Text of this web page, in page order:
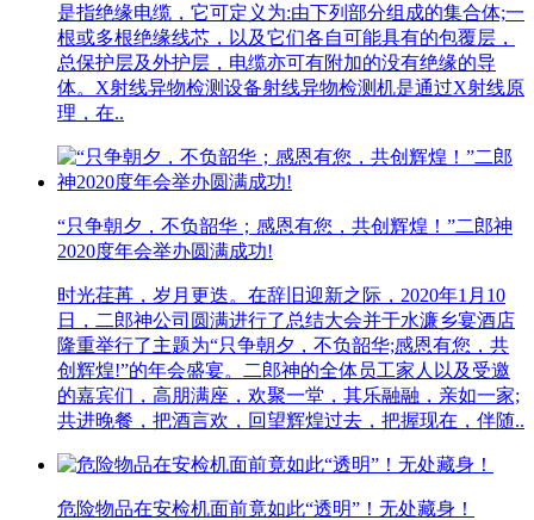
是指绝缘电缆，它可定义为:由下列部分组成的集合体;一
根或多根绝缘线芯，以及它们各自可能具有的包覆层，
总保护层及外护层，电缆亦可有附加的没有绝缘的导
体。X射线异物检测设备射线异物检测机是通过X射线原
理，在..
“只争朝夕，不负韶华；感恩有您，共创辉煌！”二郎神
2020度年会举办圆满成功!
时光荏苒，岁月更迭。在辞旧迎新之际，2020年1月10
日，二郎神公司圆满进行了总结大会并于水濂乡宴酒店
隆重举行了主题为“只争朝夕，不负韶华;感恩有您，共
创辉煌!”的年会盛宴。二郎神的全体员工家人以及受邀
的嘉宾们，高朋满座，欢聚一堂，其乐融融，亲如一家;
共进晚餐，把酒言欢，回望辉煌过去，把握现在，伴随..
危险物品在安检机面前竟如此“透明”！无处藏身！